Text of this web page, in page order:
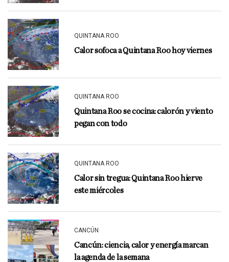
QUINTANA ROO
Calor sofoca a Quintana Roo hoy viernes
QUINTANA ROO
Quintana Roo se cocina: calorón y viento
pegan con todo
QUINTANA ROO
Calor sin tregua: Quintana Roo hierve
este miércoles
CANCÚN
Cancún: ciencia, calor y energía marcan
la agenda de la semana